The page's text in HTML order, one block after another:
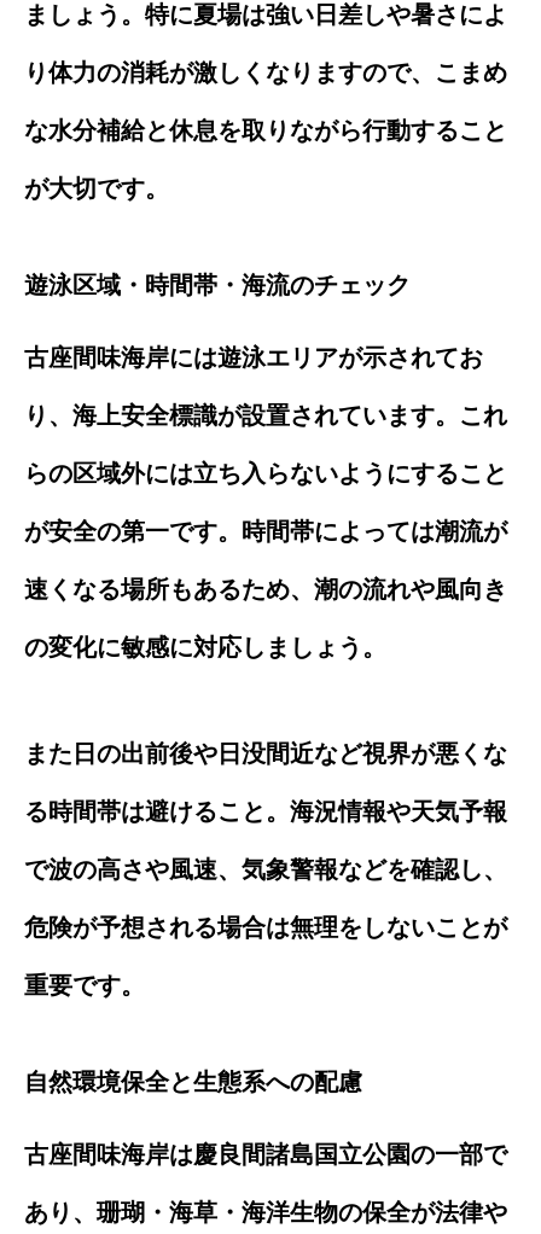
ましょう。特に夏場は強い日差しや暑さによ
り体力の消耗が激しくなりますので、こまめ
な水分補給と休息を取りながら行動すること
が大切です。
遊泳区域・時間帯・海流のチェック
古座間味海岸には遊泳エリアが示されてお
り、海上安全標識が設置されています。これ
らの区域外には立ち入らないようにすること
が安全の第一です。時間帯によっては潮流が
速くなる場所もあるため、潮の流れや風向き
の変化に敏感に対応しましょう。
また日の出前後や日没間近など視界が悪くな
る時間帯は避けること。海況情報や天気予報
で波の高さや風速、気象警報などを確認し、
危険が予想される場合は無理をしないことが
重要です。
自然環境保全と生態系への配慮
古座間味海岸は慶良間諸島国立公園の一部で
あり、珊瑚・海草・海洋生物の保全が法律や